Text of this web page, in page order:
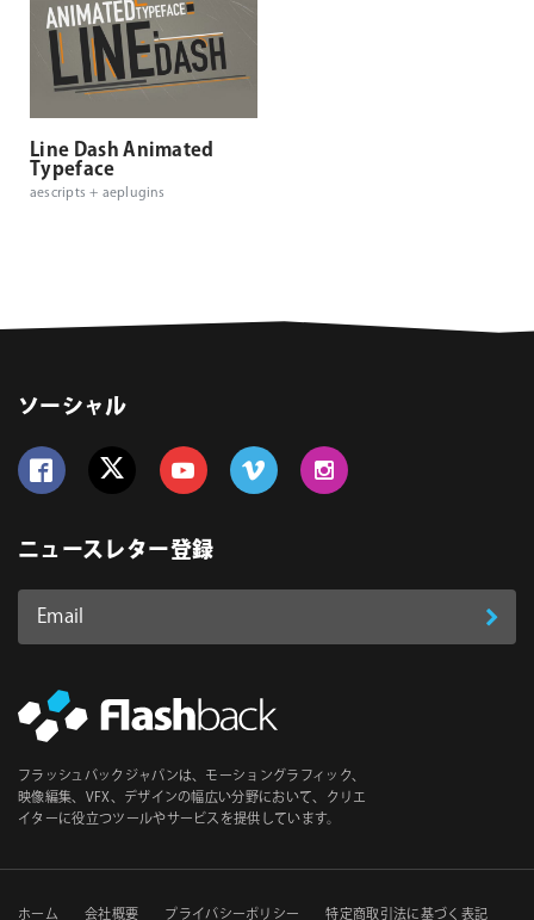
Line Dash Animated
Typeface
aescripts + aeplugins
ソーシャル
ニュースレター登録
Email
ス
必
須
登
フラッシュバックジャパンは、モーショングラフィック、
映像編集、VFX、デザインの幅広い分野において、クリエ
イターに役立つツールやサービスを提供しています。
ホーム 会社概要 プライバシーポリシー 特定商取引法に基づく表記